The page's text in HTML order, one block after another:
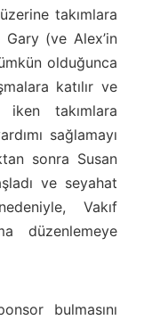
takımlara
(ve Alex’in
olduğunca
katılır ve
iken takımlara
sağlamayı
sonra Susan
ve seyahat
Vakıf
düzenlemeye
bulmasını